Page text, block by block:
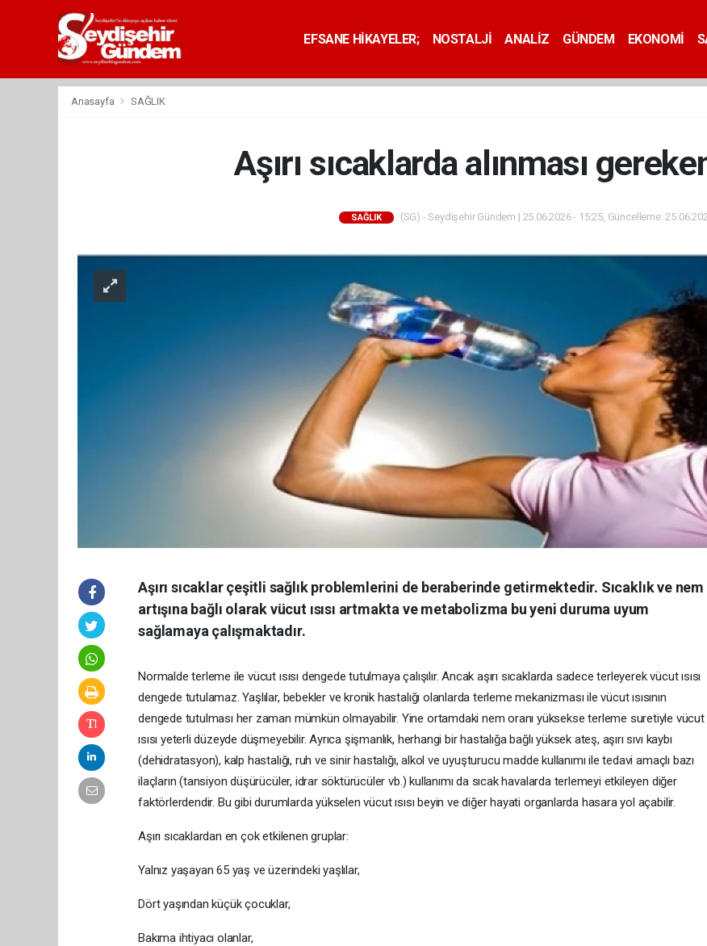
EFSANE HİKAYELER; NOSTALJİ ANALİZ GÜNDEM EKONOMİ
Anasayfa SAĞLIK
Aşırı sıcaklarda alınması
SAĞLIK (SG) - Seydişehir Gündem | 25.06.2026 - 15:25, Güncelleme:
Aşırı sıcaklar çeşitli sağlık problemlerini de beraberinde getirmektedir. Sıcaklık ve nem
artışına bağlı olarak vücut ısısı artmakta ve metabolizma bu yeni duruma uyum
sağlamaya çalışmaktadır.
Normalde terleme ile vücut ısısı dengede tutulmaya çalışılır. Ancak aşırı sıcaklarda sadece terleyerek vücut ısısı
dengede tutulamaz. Yaşlılar, bebekler ve kronik hastalığı olanlarda terleme mekanizması ile vücut ısısının
dengede tutulması her zaman mümkün olmayabilir. Yine ortamdaki nem oranı yüksekse terleme suretiyle vücut
ısısı yeterli düzeyde düşmeyebilir. Ayrıca şişmanlık, herhangi bir hastalığa bağlı yüksek ateş, aşırı sıvı kaybı
(dehidratasyon), kalp hastalığı, ruh ve sinir hastalığı, alkol ve uyuşturucu madde kullanımı ile tedavi amaçlı bazı
ilaçların (tansiyon düşürücüler, idrar söktürücüler vb.) kullanımı da sıcak havalarda terlemeyi etkileyen diğer
faktörlerdendir. Bu gibi durumlarda yükselen vücut ısısı beyin ve diğer hayati organlarda hasara yol açabilir.
Aşırı sıcaklardan en çok etkilenen gruplar:
Yalnız yaşayan 65 yaş ve üzerindeki yaşlılar,
Dört yaşından küçük çocuklar,
Bakıma ihtiyacı olanlar,